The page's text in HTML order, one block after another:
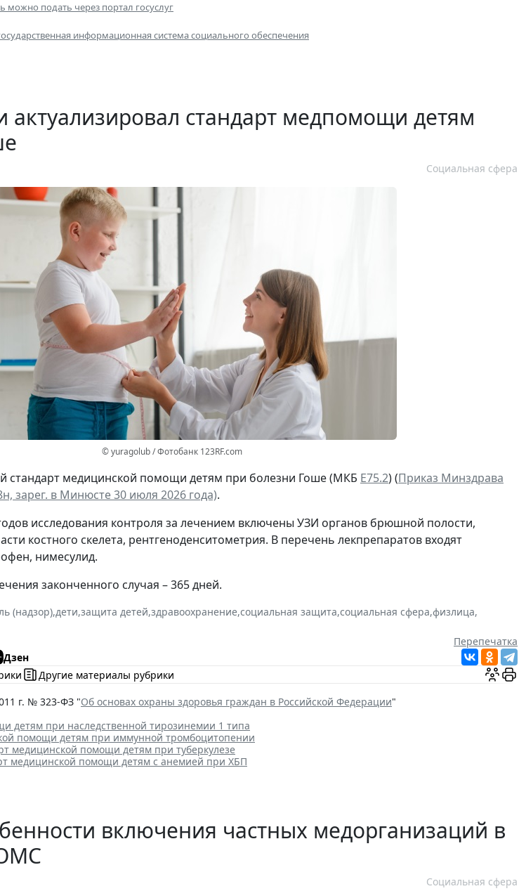
можно подать через портал госуслуг
информационная система социального обеспечения
актуализировал стандарт медпомощи детям
Социальная сфера
© yuragolub / Фотобанк 123RF.com
стандарт медицинской помощи детям при болезни Гоше (МКБ Е75.2) (Приказ Минздрава
зарег. в Минюсте 30 июля 2026 года).
исследования контроля за лечением включены УЗИ органов брюшной полости,
костного скелета, рентгеноденситометрия. В перечень лекпрепаратов входят
нимесулид.
законченного случая – 365 дней.
(надзор),дети,защита детей,здравоохранение,социальная защита,социальная сфера,физлица,
Перепечатка
Дзен
Другие материалы рубрики
г. № 323-ФЗ "Об основах охраны здоровья граждан в Российской Федерации"
детям при наследственной тирозинемии 1 типа
помощи детям при иммунной тромбоцитопении
медицинской помощи детям при туберкулезе
медицинской помощи детям с анемией при ХБП
включения частных медорганизаций в
Социальная сфера